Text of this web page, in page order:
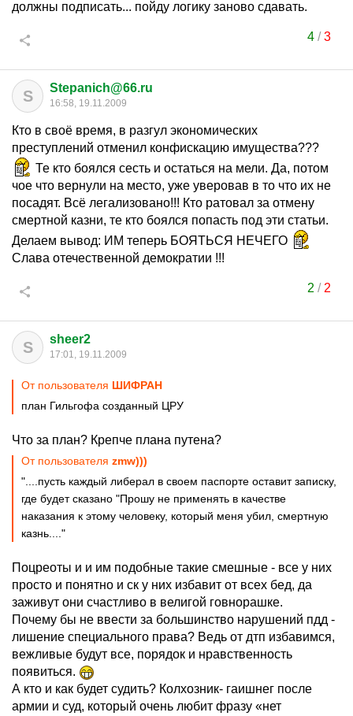
должны подписать... пойду логику заново сдавать.
4/3
S Stepanich@66.ru
16:58, 19.11.2009
Кто в своё время, в разгул экономических
преступлений отменил конфискацию имущества???
Те кто боялся сесть и остаться на мели. Да, потом
чое что вернули на место, уже уверовав в то что их не
посадят. Всё легализовано!!! Кто ратовал за отмену
смертной казни, те кто боялся попасть под эти статьи.
Делаем вывод: ИМ теперь БОЯТЬСЯ НЕЧЕГО
Слава отечественной демократии !!!
2 / 2
S sheer2
17:01, 19.11.2009
От пользователя ШИФРАН
план Гильгофа созданный ЦРУ
Что за план? Крепче плана путена?
От пользователя zmw)))
"....пусть каждый либерал в своем паспорте оставит записку,
где будет сказано "Прошу не применять в качестве
наказания к этому человеку, который меня убил, смертную
казнь...."
Поцреоты и и им подобные такие смешные - все у них
просто и понятно и ск у них избавит от всех бед, да
заживут они счастливо в велигой говнорашке.
Почему бы не ввести за большинство нарушений пдд -
лишение специального права? Ведь от дтп избавимся,
вежливые будут все, порядок и нравственность
появиться.
А кто и как будет судить? Колхозник- гаишнег после
армии и суд, который очень любит фразу «нет